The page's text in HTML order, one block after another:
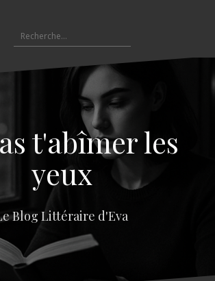
e
e
t'abîmer les
yeux
Blog Littéraire d'Eva